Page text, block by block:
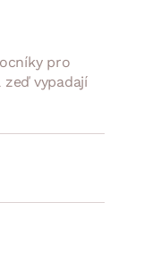
pro
vypadají